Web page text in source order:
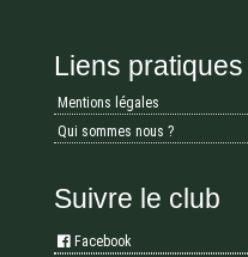
Liens pratiques
Mentions légales
Qui sommes nous ?
Suivre le club
Facebook